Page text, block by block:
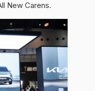
New Carens.